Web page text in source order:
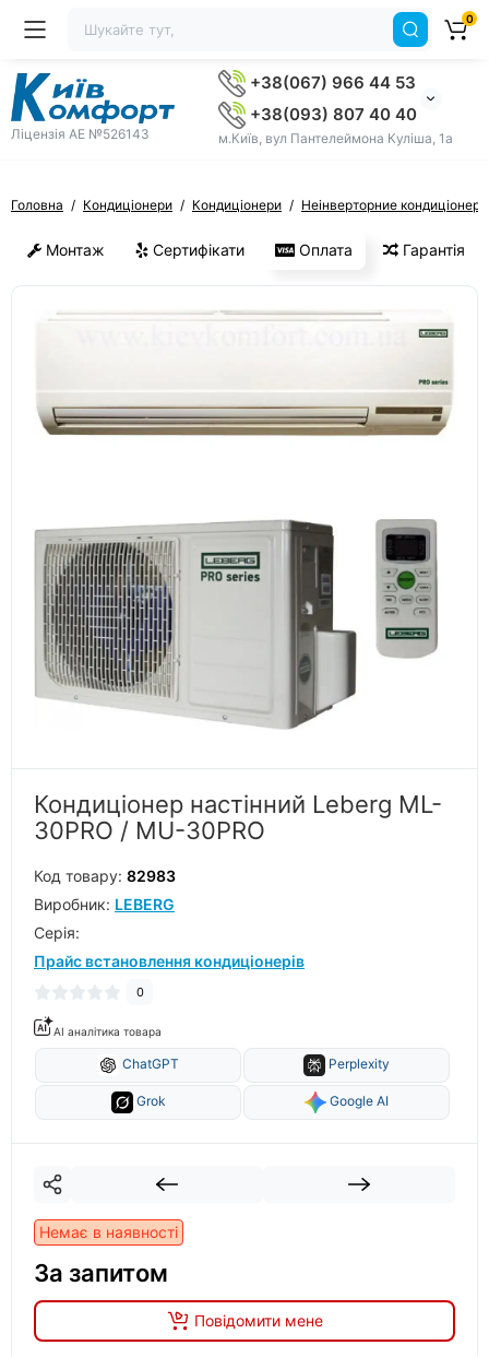
Ліцензія AE №526143
+38(067) 966 44 53
+38(093) 807 40 40
м.Київ, вул Пантелеймона Куліша, 1а
0
Головна Кондиціонери Кондиціонери Неінверторние кондиціонери
Монтаж Сертифікати Оплата Гарантія
Кондиціонер настінний Leberg ML-
30PRO / MU-30PRO
Код товару: 82983
Виробник: LEBERG
Серiя:
Прайс встановлення кондиціонерів
0
AI аналітика товара
ChatGPT Perplexity
Grok Google AI
Немає в наявності
За запитом
Повідомити мене